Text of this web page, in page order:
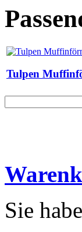
Tulpen
Sie